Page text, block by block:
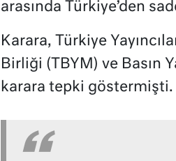
arasında Türkiye’den
Karara, Türkiye
Birliği (TBYM) ve Basın
karara tepki göstermişti.